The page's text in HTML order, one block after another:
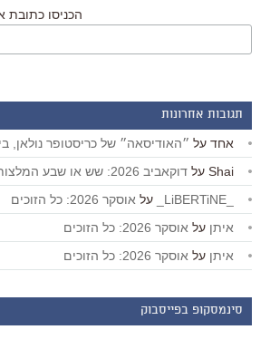
הכניסו כתובת
תגובות אחרונות
אחד על ״האודיסאה״ של כריסטופר נולאן,
Shai על דוקאביב 2026: שש או שבע המלצות
על אוסקר 2026: כל הזוכים
איתן על אוסקר 2026: כל הזוכים
איתן על אוסקר 2026: כל הזוכים
סינמסקופ בפייסבוק